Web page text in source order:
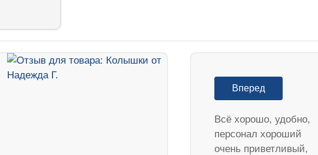
Вперед
Всё хорошо, удобно,
персонал хороший
очень приветливый,